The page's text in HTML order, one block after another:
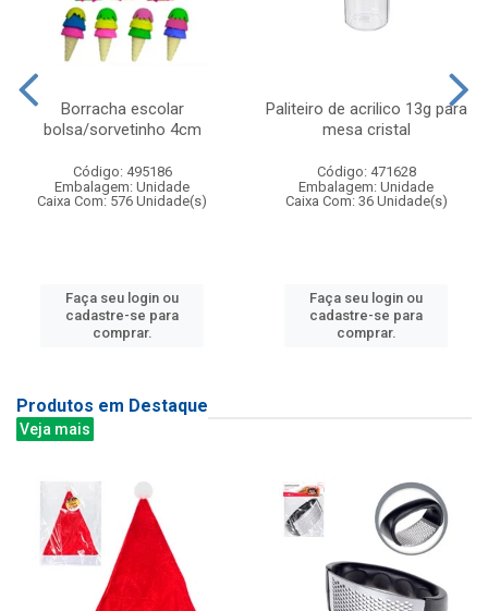
Borracha escolar
bolsa/sorvetinho 4cm
Código: 495186
Embalagem: Unidade
Caixa Com: 576 Unidade(s)
Faça seu login ou
cadastre-se para
comprar.
Paliteiro de acrilico 13g para
mesa cristal
Código: 471628
Embalagem: Unidade
Caixa Com: 36 Unidade(s)
Faça seu login ou
cadastre-se para
comprar.
Produtos em Destaque
Veja mais